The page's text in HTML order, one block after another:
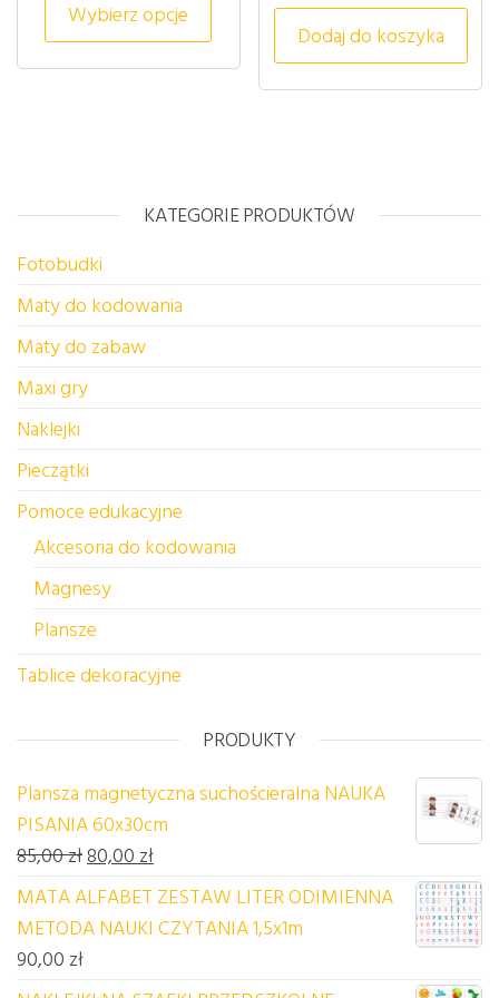
Wybierz opcje
Dodaj do koszyka
KATEGORIE PRODUKTÓW
Fotobudki
Maty do kodowania
Maty do zabaw
Maxi gry
Naklejki
Pieczątki
Pomoce edukacyjne
Akcesoria do kodowania
Magnesy
Plansze
Tablice dekoracyjne
PRODUKTY
Plansza magnetyczna suchościeralna NAUKA
PISANIA 60x30cm
85,00złPierwotna cena wynosiła: 85,00 zł.
80,00 złAktualna cena wynosi: 80,00 zł.
MATA ALFABET ZESTAW LITER ODIMIENNA
METODA NAUKI CZYTANIA 1,5x1m
90,00 zł